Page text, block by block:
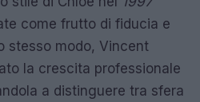
come frutto di fiducia e
stesso modo, Vincent
la crescita professionale
a distinguere tra sfera